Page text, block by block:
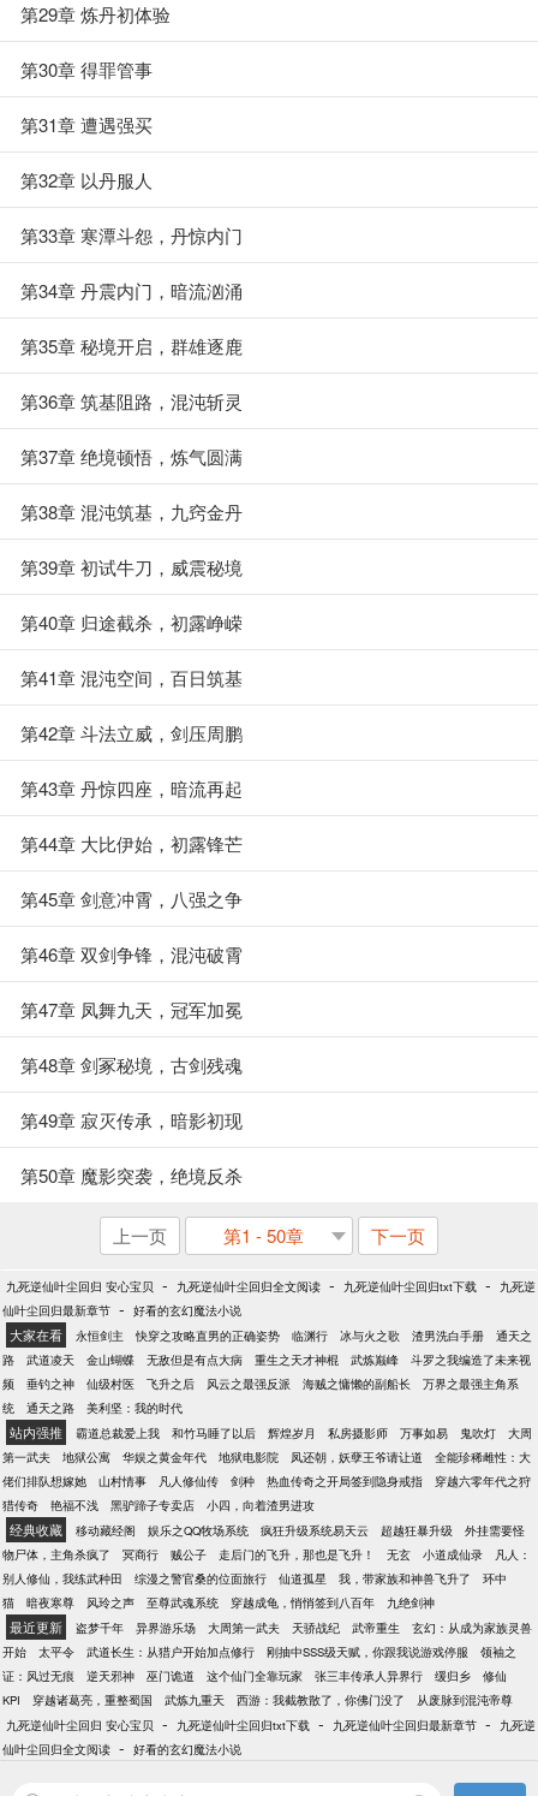
第29章 炼丹初体验
第30章 得罪管事
第31章 遭遇强买
第32章 以丹服人
第33章 寒潭斗怨，丹惊内门
第34章 丹震内门，暗流汹涌
第35章 秘境开启，群雄逐鹿
第36章 筑基阻路，混沌斩灵
第37章 绝境顿悟，炼气圆满
第38章 混沌筑基，九窍金丹
第39章 初试牛刀，威震秘境
第40章 归途截杀，初露峥嵘
第41章 混沌空间，百日筑基
第42章 斗法立威，剑压周鹏
第43章 丹惊四座，暗流再起
第44章 大比伊始，初露锋芒
第45章 剑意冲霄，八强之争
第46章 双剑争锋，混沌破霄
第47章 凤舞九天，冠军加冕
第48章 剑冢秘境，古剑残魂
第49章 寂灭传承，暗影初现
第50章 魔影突袭，绝境反杀
上一页 第1 - 50章 下一页
九死逆仙叶尘回归 安心宝贝 - 九死逆仙叶尘回归全文阅读 - 九死逆仙叶尘回归txt下载 -
九死逆
仙叶尘回归最新章节 - 好看的玄幻魔法小说
大家在看 永恒剑主 快穿之攻略直男的正确姿势 临渊行 冰与火之歌 渣男洗白手册
通天之
路
武道凌天 金山蝴蝶 无敌但是有点大病 重生之天才神棍 武炼巅峰
斗罗之我编造了未来视
频
垂钓之神 仙级村医 飞升之后 风云之最强反派 海贼之慵懒的副船长
万界之最强主角系
统
通天之路 美利坚：我的时代
站内强推 霸道总裁爱上我 和竹马睡了以后 辉煌岁月 私房摄影师 万事如易 鬼吹灯
大周
第一武夫
地狱公寓 华娱之黄金年代 地狱电影院 凤还朝，妖孽王爷请让道
全能珍稀雌性：大
佬们排队想嫁她
山村情事 凡人修仙传 剑种 热血传奇之开局签到隐身戒指
穿越六零年代之狩
猎传奇
艳福不浅 黑驴蹄子专卖店 小四，向着渣男进攻
经典收藏 移动藏经阁 娱乐之QQ牧场系统 疯狂升级系统易天云 超越狂暴升级
外挂需要怪
物尸体，主角杀疯了
冥商行 贼公子 走后门的飞升，那也是飞升！ 无玄 小道成仙录
凡人：
别人修仙，我练武种田
综漫之警官桑的位面旅行 仙道孤星 我，带家族和神兽飞升了
环中
猫
暗夜寒尊 风玲之声 至尊武魂系统 穿越成龟，悄悄签到八百年 九绝剑神
最近更新 盗梦千年 异界游乐场 大周第一武夫 天骄战纪 武帝重生
玄幻：从成为家族灵兽
开始
太平令 武道长生：从猎户开始加点修行 刚抽中SSS级天赋，你跟我说游戏停服
领袖之
证：风过无痕
逆天邪神 巫门诡道 这个仙门全靠玩家 张三丰传承人异界行 缓归乡
修仙
KPI
穿越诸葛亮，重整蜀国 武炼九重天 西游：我截教散了，你佛门没了
从废脉到混沌帝尊
九死逆仙叶尘回归 安心宝贝 - 九死逆仙叶尘回归txt下载 - 九死逆仙叶尘回归最新章节 -
九死逆
仙叶尘回归全文阅读 - 好看的玄幻魔法小说